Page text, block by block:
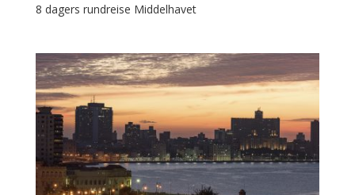
8 dagers rundreise Middelhavet